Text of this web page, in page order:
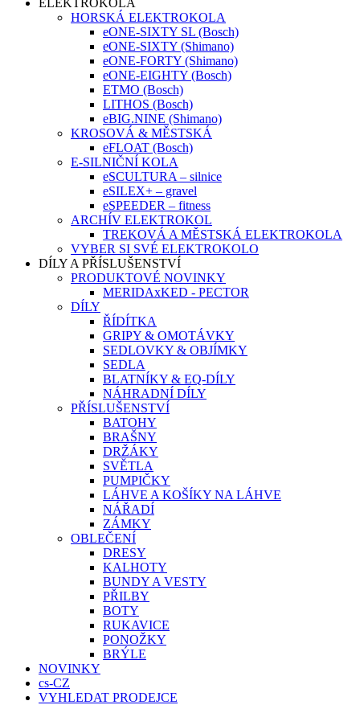
ELEKTROKOLA
HORSKÁ ELEKTROKOLA
eONE-SIXTY SL (Bosch)
eONE-SIXTY (Shimano)
eONE-FORTY (Shimano)
eONE-EIGHTY (Bosch)
ETMO (Bosch)
LITHOS (Bosch)
eBIG.NINE (Shimano)
KROSOVÁ & MĚSTSKÁ
eFLOAT (Bosch)
E-SILNIČNÍ KOLA
eSCULTURA – silnice
eSILEX+ – gravel
eSPEEDER – fitness
ARCHÍV ELEKTROKOL
TREKOVÁ A MĚSTSKÁ ELEKTROKOLA
VYBER SI SVÉ ELEKTROKOLO
DÍLY A PŘÍSLUŠENSTVÍ
PRODUKTOVÉ NOVINKY
MERIDAxKED - PECTOR
DÍLY
ŘÍDÍTKA
GRIPY & OMOTÁVKY
SEDLOVKY & OBJÍMKY
SEDLA
BLATNÍKY & EQ-DÍLY
NÁHRADNÍ DÍLY
PŘÍSLUŠENSTVÍ
BATOHY
BRAŠNY
DRŽÁKY
SVĚTLA
PUMPIČKY
LÁHVE A KOŠÍKY NA LÁHVE
NÁŘADÍ
ZÁMKY
OBLEČENÍ
DRESY
KALHOTY
BUNDY A VESTY
PŘILBY
BOTY
RUKAVICE
PONOŽKY
BRÝLE
NOVINKY
cs-CZ
VYHLEDAT PRODEJCE